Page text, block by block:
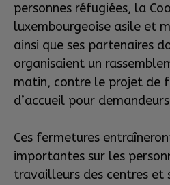
personnes réfugiées, la
luxembourgeoise asile et
ainsi que ses partenaires
organisaient un
matin, contre le projet de
d’accueil pour demandeurs
Ces fermetures
importantes sur les
travailleurs des centres et